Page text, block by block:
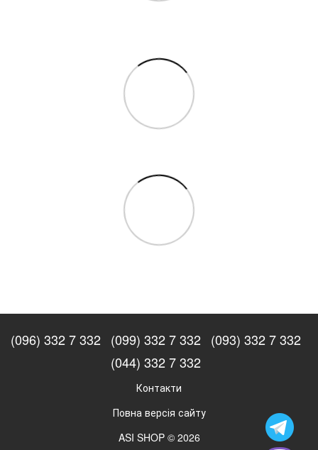
(096) 332 7 332 (099) 332 7 332 (093) 332 7 332
(044) 332 7 332
Контакти
Повна версія сайту
ASI SHOP © 2026